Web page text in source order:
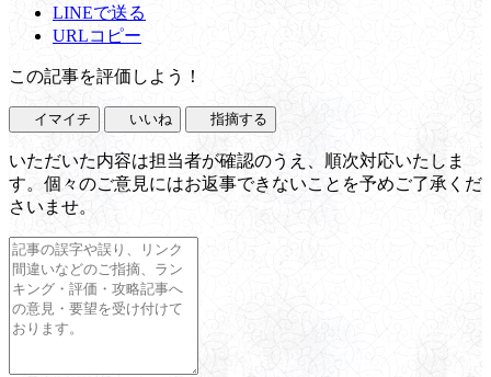
LINEで送る
URLコピー
この記事を評価しよう！
イマイチ いいね 指摘する
いただいた内容は担当者が確認のうえ、順次対応いたしま
す。個々のご意見にはお返事できないことを予めご了承くだ
さいませ。